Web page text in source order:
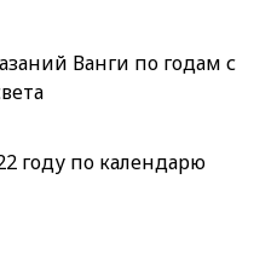
Ванги по годам с
году по календарю